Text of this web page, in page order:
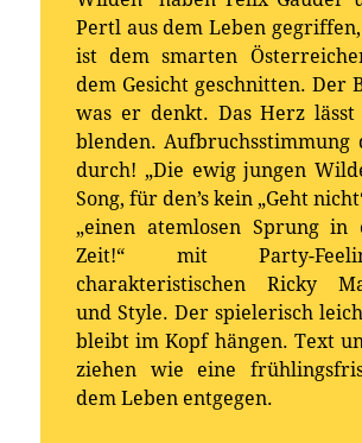
Pertl aus dem Leben
ist dem smarten
dem Gesicht geschnitten. Der
was er denkt. Das Herz
blenden. Aufbruchsstimmung
durch! „Die ewig jungen
Song, für den’s kein „Geht
„einen atemlosen Sprung in
Zeit!“ mit Party-
charakteristischen Ricky
und Style. Der spielerisch
bleibt im Kopf hängen. Text
ziehen wie eine
dem Leben entgegen.